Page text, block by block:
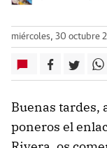
miércoles, 30 octubre
Buenas tardes,
poneros el